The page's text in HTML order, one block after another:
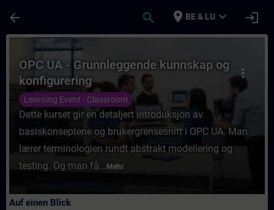
arrow_back search place BE & LU expand_more login
Kurs - OPC UA - Grunnleggende
more_vert
OPC UA - Grunnleggende kunnskap og
konfigurering
Learning Event - Classroom
Dette kurset gir en detaljert introduksjon av
basiskonseptene og brukergrensesnitt i OPC UA. Man
lærer terminologien rundt abstrakt modellering og
testing. Og man få... Mehr
Auf einen Blick